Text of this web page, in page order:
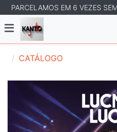
PARCELAMOS EM 6 VEZES
CATÁLOGO